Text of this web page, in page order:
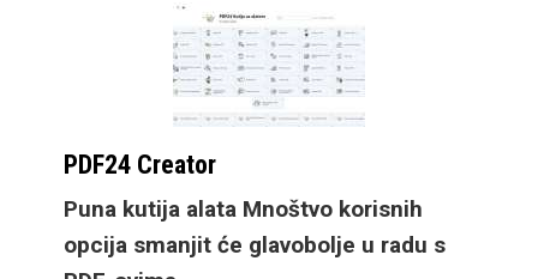
može pokriti puno veći
postotak zaslona, tako
da iako je na prvu
manji od novog Fold8
sadržaj na njemu je
gotovo iste veličine,
PDF24 Creator
Puna kutija alata Mnoštvo korisnih
opcija smanjit će glavobolje u radu s